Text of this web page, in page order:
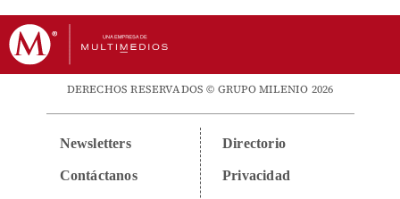
DERECHOS RESERVADOS © GRUPO MILENIO 2026
Newsletters
Contáctanos
Directorio
Privacidad